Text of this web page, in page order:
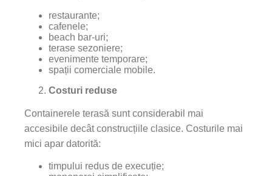
restaurante;
cafenele;
beach bar-uri;
terase sezoniere;
evenimente temporare;
spații comerciale mobile.
Costuri reduse
Containerele terasă sunt considerabil mai
accesibile decât construcțiile clasice. Costurile mai
mici apar datorită:
timpului redus de execuție;